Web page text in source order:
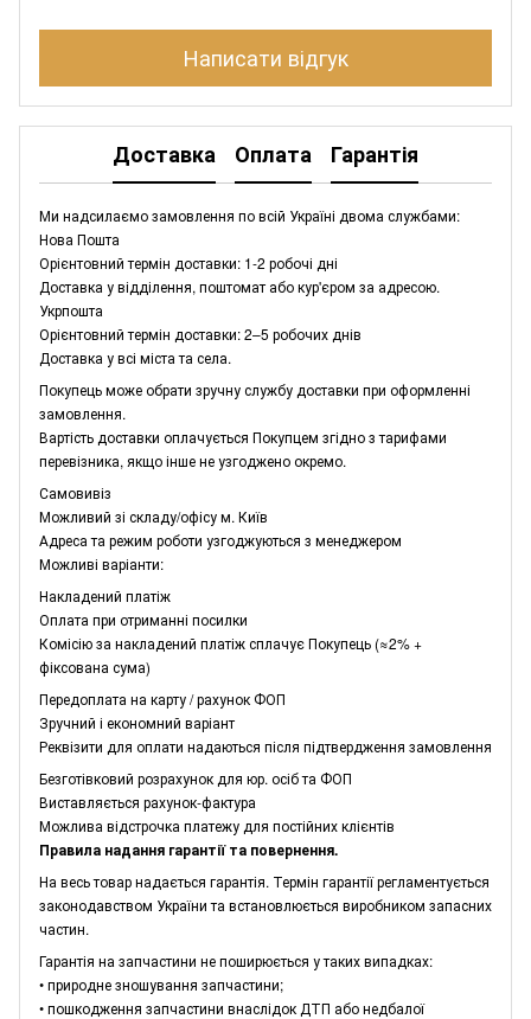
Написати відгук
Доставка Оплата Гарантія
Ми надсилаємо замовлення по всій Україні двома службами:
Нова Пошта
Орієнтовний термін доставки: 1-2 робочі дні
Доставка у відділення, поштомат або кур'єром за адресою.
Укрпошта
Орієнтовний термін доставки: 2–5 робочих днів
Доставка у всі міста та села.
Покупець може обрати зручну службу доставки при оформленні
замовлення.
Вартість доставки оплачується Покупцем згідно з тарифами
перевізника, якщо інше не узгоджено окремо.
Самовивіз
Можливий зі складу/офісу м. Київ
Адреса та режим роботи узгоджуються з менеджером
Можливі варіанти:
Накладений платіж
Оплата при отриманні посилки
Комісію за накладений платіж сплачує Покупець (≈2% +
фіксована сума)
Передоплата на карту / рахунок ФОП
Зручний і економний варіант
Реквізити для оплати надаються після підтвердження замовлення
Безготівковий розрахунок для юр. осіб та ФОП
Виставляється рахунок-фактура
Можлива відстрочка платежу для постійних клієнтів
Правила надання гарантії та повернення.
На весь товар надається гарантія. Термін гарантії регламентується
законодавством України та встановлюється виробником запасних
частин.
Гарантія на запчастини не поширюється у таких випадках:
• природне зношування запчастини;
• пошкодження запчастини внаслідок ДТП або недбалої